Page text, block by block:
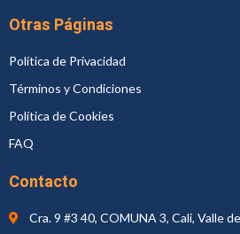
Otras Páginas
Política de Privacidad
Términos y Condiciones
Política de Cookies
FAQ
Contacto
Cra. 9 #3 40, COMUNA 3, Cali, Valle